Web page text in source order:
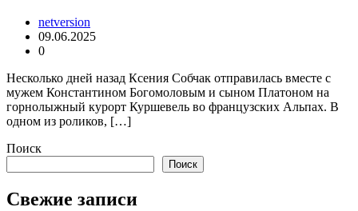
netversion
09.06.2025
0
Несколько дней назад Ксения Собчак отправилась вместе с
мужем Константином Богомоловым и сыном Платоном на
горнолыжный курорт Куршевель во французских Альпах. В
одном из роликов, […]
Поиск
Поиск
Свежие записи